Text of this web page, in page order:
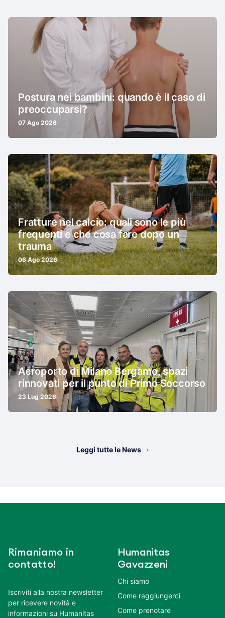
Postura nei bambini: quando è il caso di
preoccuparsi?
07 Ago 2026
Fratture nel calcio: quali sono le più
frequenti e che cosa fare dopo un
trauma
06 Ago 2026
Aeroporto di Milano Bergamo, spazi
rinnovati per il punto di Primo Soccorso
23 Lug 2026
Leggi tutte le News
Rimaniamo in
contatto!
Iscriviti alla nostra newsletter
per ricevere novità e
informazioni su Humanitas
Humanitas
Gavazzeni
Chi siamo
Come raggiungerci
Come prenotare